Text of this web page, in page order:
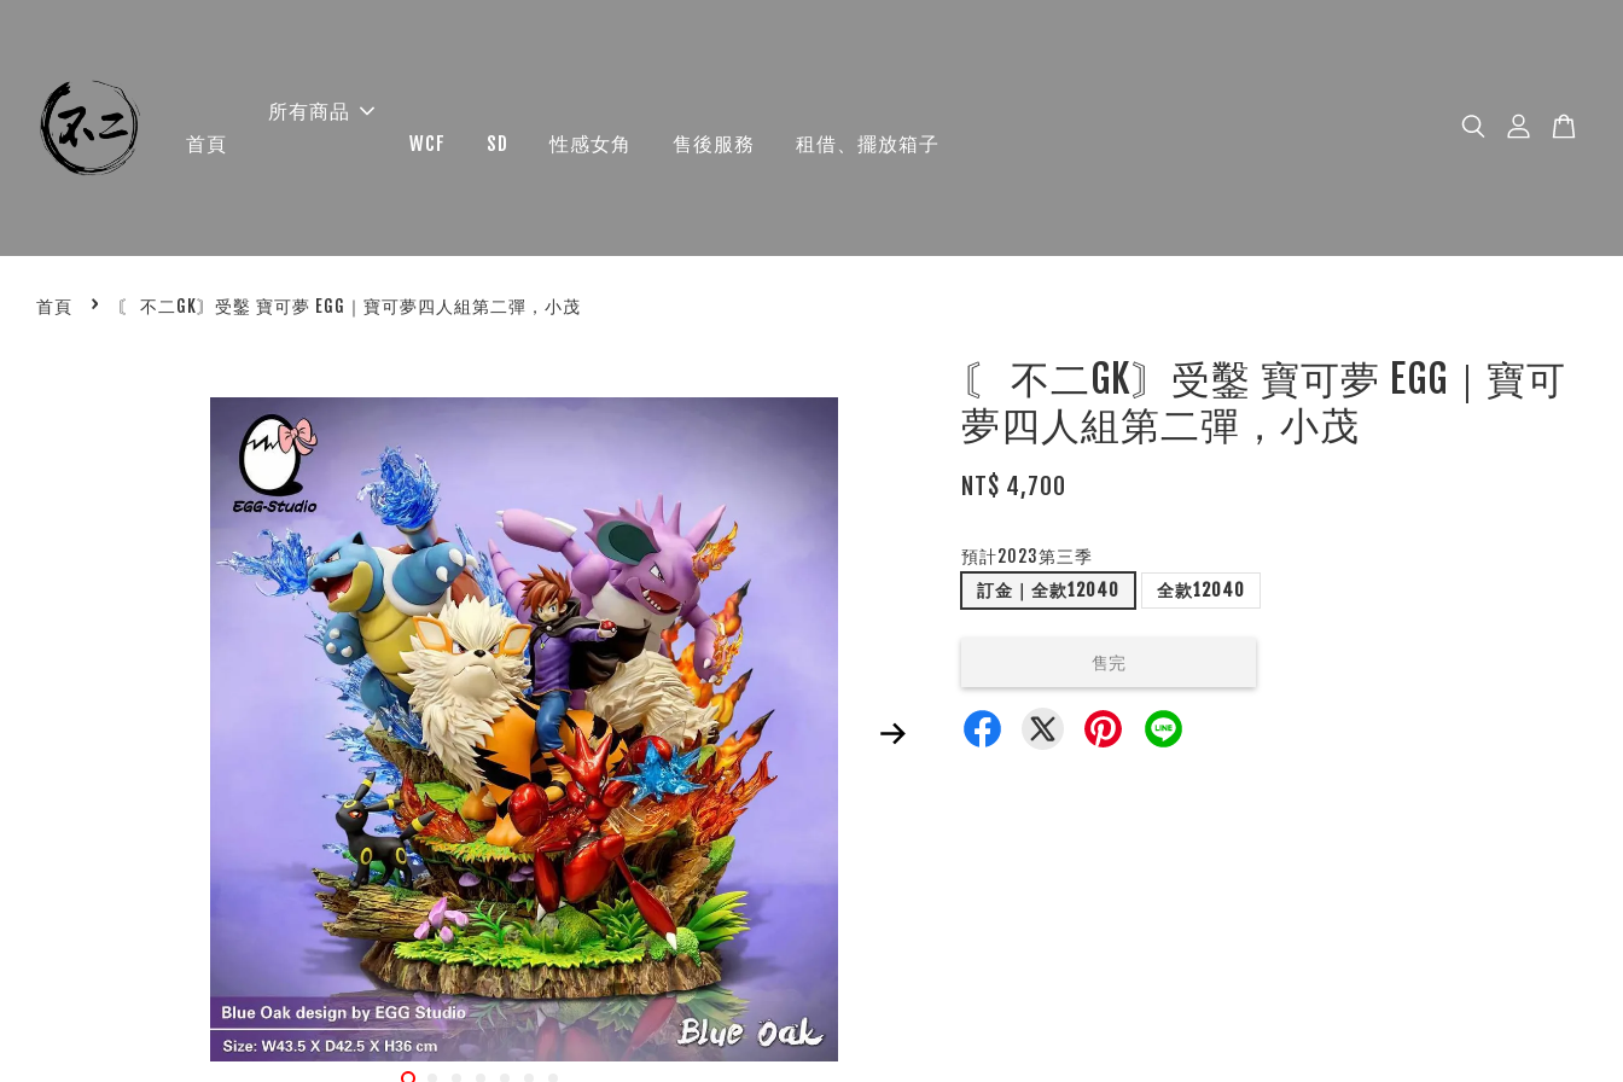
首頁
所有商品
WCF
SD 性感女角 售後服務 租借、擺放箱子
首頁 › 〘 不二GK〙受鑿 寶可夢 EGG｜寶可夢四人組第二彈，小茂
〘 不二GK〙受鑿 寶可夢 EGG｜寶可
夢四人組第二彈，小茂
NT$ 4,700
預計2023第三季
訂金｜全款12040
全款12040
售完